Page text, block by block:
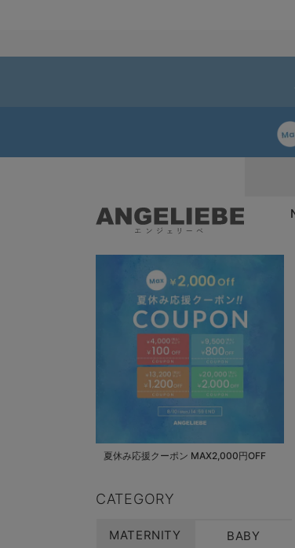
夏休み応援クーポン MAX2,000円OFF
CATEGORY
MATERNITY BABY